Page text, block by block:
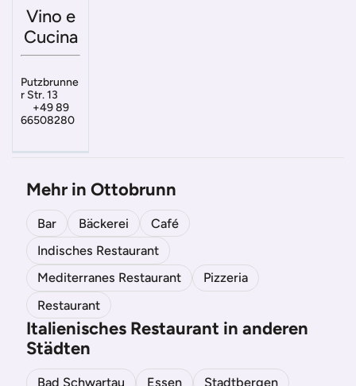
Vino e
Cucina
Putzbrunne
r Str. 13
+49 89
66508280
Mehr in Ottobrunn
Bar Bäckerei
Café
Indisches Restaurant
Mediterranes Restaurant
Pizzeria
Restaurant
Italienisches Restaurant in anderen
Städten
Bad Schwartau Essen Stadtbergen